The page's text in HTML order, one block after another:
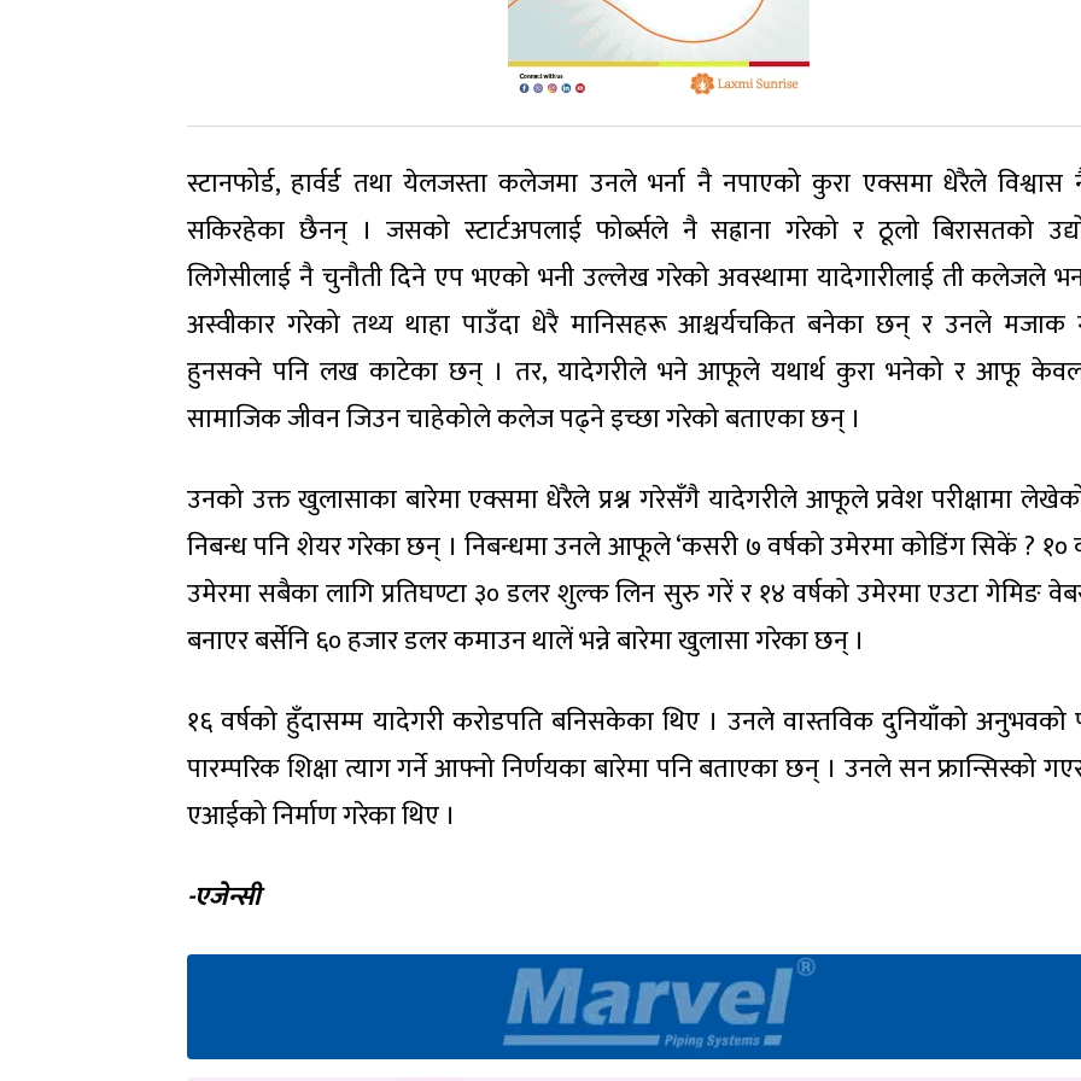
स्टानफोर्ड, हार्वर्ड तथा येलजस्ता कलेजमा उनले भर्ना नै नपाएको कुरा एक्समा धेरैले विश्वास
सकिरहेका छैनन् । जसको स्टार्टअपलाई फोर्ब्सले नै सह्राना गरेको र ठूलो बिरासतको
लिगेसीलाई नै चुनौती दिने एप भएको भनी उल्लेख गरेको अवस्थामा यादेगारीलाई ती कलेजले
अस्वीकार गरेको तथ्य थाहा पाउँदा धेरै मानिसहरू आश्चर्यचकित बनेका छन् र उनले मजाक
हुनसक्ने पनि लख काटेका छन् । तर, यादेगरीले भने आफूले यथार्थ कुरा भनेको र आफू
सामाजिक जीवन जिउन चाहेकोले कलेज पढ्ने इच्छा गरेको बताएका छन् ।
उनको उक्त खुलासाका बारेमा एक्समा धेरैले प्रश्न गरेसँगै यादेगरीले आफूले प्रवेश परीक्षामा
निबन्ध पनि शेयर गरेका छन् । निबन्धमा उनले आफूले ‘कसरी ७ वर्षको उमेरमा कोडिंग सिकें ? १०
उमेरमा सबैका लागि प्रतिघण्टा ३० डलर शुल्क लिन सुरु गरें र १४ वर्षको उमेरमा एउटा गेमिङ
बनाएर बर्सेनि ६० हजार डलर कमाउन थालें भन्ने बारेमा खुलासा गरेका छन् ।
१६ वर्षको हुँदासम्म यादेगरी करोडपति बनिसकेका थिए । उनले वास्तविक दुनियाँको अनुभवको
पारम्परिक शिक्षा त्याग गर्ने आफ्नो निर्णयका बारेमा पनि बताएका छन् । उनले सन फ्रान्सिस्को
एआईको निर्माण गरेका थिए ।
-एजेन्सी